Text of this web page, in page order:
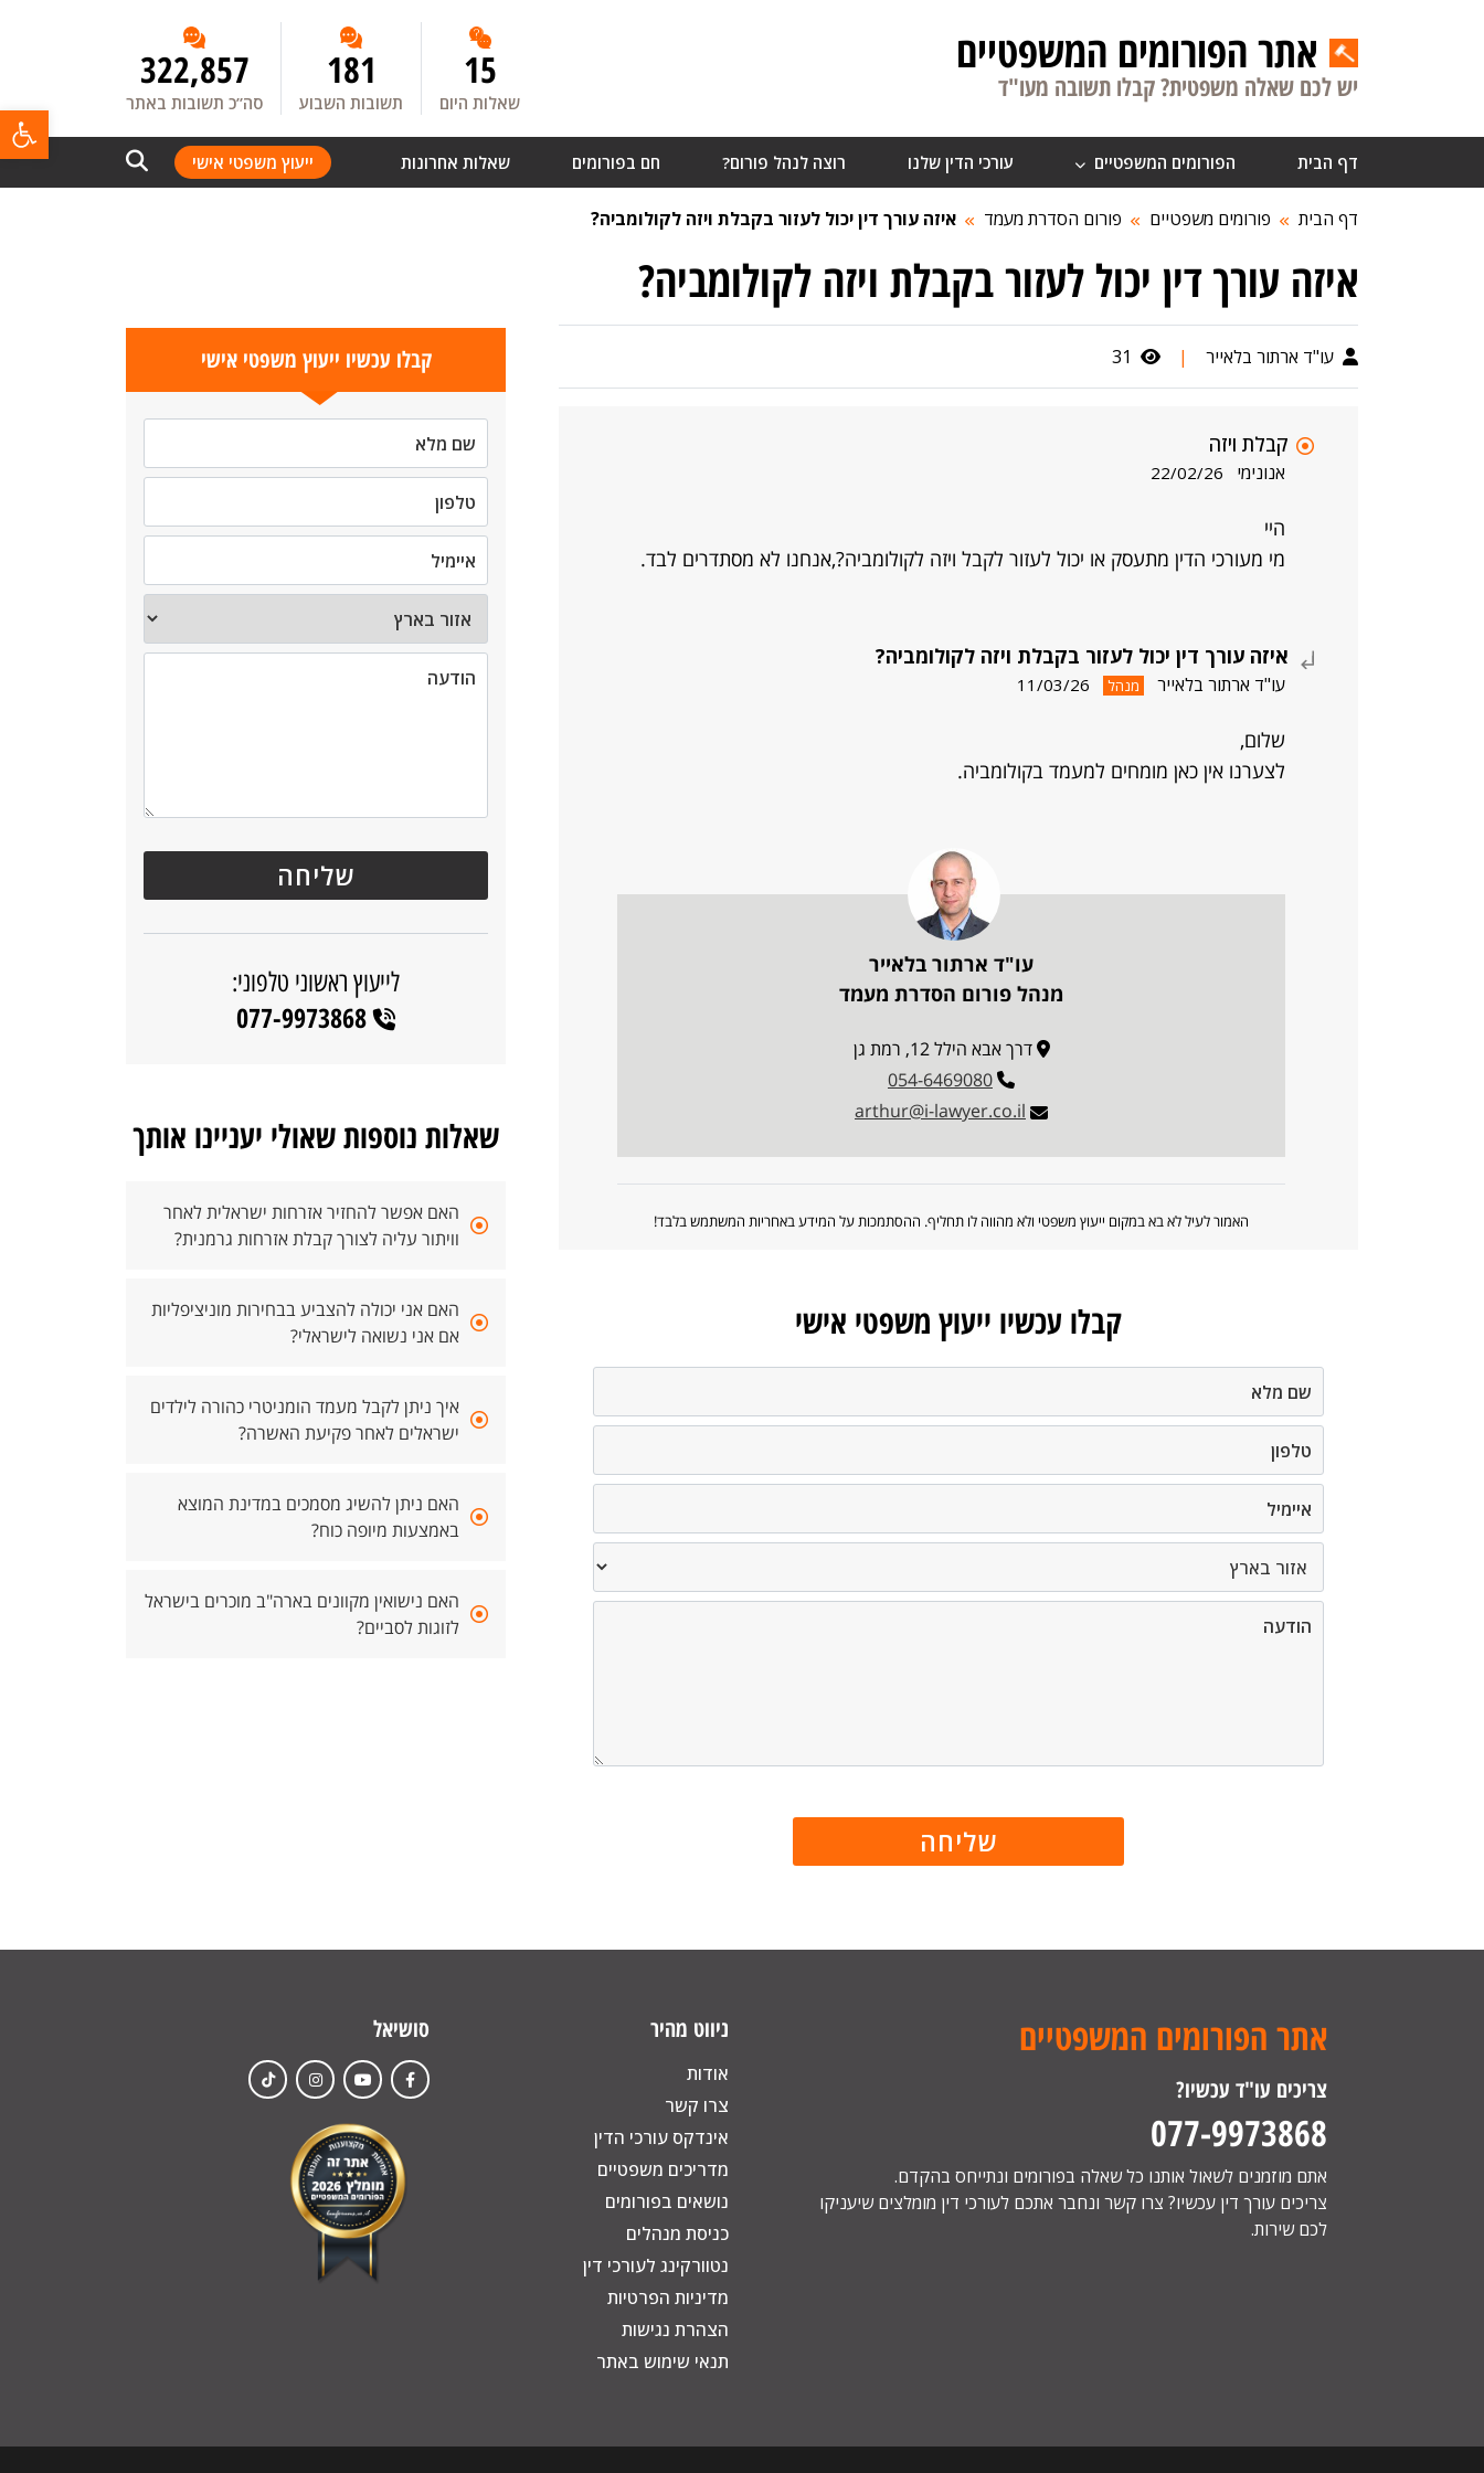
אתר הפורומים המשפטיים
יש לכם שאלה משפטית? קבלו תשובה מעו"ד 15
שאלות היום
181
תשובות השבוע
322,857
סה”כ תשובות באתר
דף הבית הפורומים המשפטיים עורכי הדין שלנו רוצה לנהל פורום? חם בפורומים שאלות אחרונות ייעוץ משפטי אישי
דף הבית פורומים משפטיים פורום הסדרת מעמד איזה עורך דין יכול לעזור בקבלת ויזה לקולומביה?
איזה עורך דין יכול לעזור בקבלת ויזה לקולומביה?
עו"ד ארתור בלאייר |
31
קבלת ויזה
אנונימי 22/02/26
היי
מי מעורכי הדין מתעסק או יכול לעזור לקבל ויזה לקולומביה?,אנחנו לא מסתדרים לבד.
איזה עורך דין יכול לעזור בקבלת ויזה לקולומביה?
עו"ד ארתור בלאייר מנהל 11/03/26
שלום,
לצערנו אין כאן מומחים למעמד בקולומביה.
עו"ד ארתור בלאייר
מנהל פורום הסדרת מעמד
דרך אבא הילל 12, רמת גן
054-6469080
arthur@i-lawyer.co.il
האמור לעיל לא בא במקום ייעוץ משפטי ולא מהווה לו תחליף. ההסתמכות על המידע באחריות המשתמש בלבד!
קבלו עכשיו ייעוץ משפטי אישי
קבלו עכשיו ייעוץ משפטי אישי
לייעוץ ראשוני טלפוני:
077-9973868
שאלות נוספות שאולי יעניינו אותך
האם אפשר להחזיר אזרחות ישראלית לאחר
וויתור עליה לצורך קבלת אזרחות גרמנית?
האם אני יכולה להצביע בבחירות מוניציפליות
אם אני נשואה לישראלי?
איך ניתן לקבל מעמד הומניטרי כהורה לילדים
ישראלים לאחר פקיעת האשרה?
האם ניתן להשיג מסמכים במדינת המוצא
באמצעות מיופה כוח?
האם נישואין מקוונים בארה"ב מוכרים בישראל
לזוגות לסביים?
אתר הפורומים המשפטיים
צריכים עו"ד עכשיו?
077-9973868
אתם מוזמנים לשאול אותנו כל שאלה בפורומים ונתייחס בהקדם.
צריכים עורך דין עכשיו? צרו קשר ונחבר אתכם לעורכי דין מומלצים שיעניקו
לכם שירות.
ניווט מהיר
אודות
צרו קשר
אינדקס עורכי הדין
מדריכים משפטיים
נושאים בפורומים
כניסת מנהלים
נטוורקינג לעורכי דין
מדיניות הפרטיות
הצהרת נגישות
תנאי שימוש באתר
סושיאל